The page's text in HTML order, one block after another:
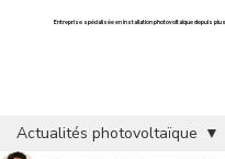
Entreprise spécialisée en installation photovoltaïque depuis
Actualités photovoltaïque